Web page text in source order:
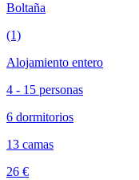
Boltaña
(1)
Alojamiento entero
4 - 15 personas
6 dormitorios
13 camas
26 €